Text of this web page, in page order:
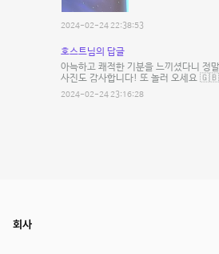
2024-02-24 22:38:53
호스트님의 답글
아늑하고 쾌적한 기분을 느끼셨다니 정
사진도 감사합니다! 또 놀러 오세요 🇬🇧
2024-02-24 23:16:28
회사